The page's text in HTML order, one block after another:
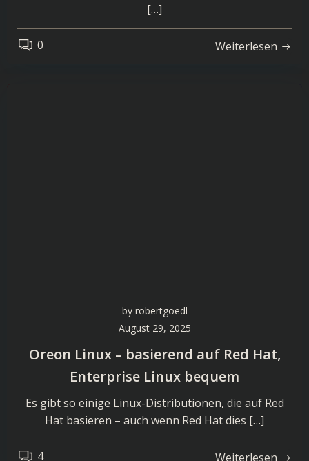
[…]
0 Weiterlesen
by robertgoedl
August 29, 2025
Oreon Linux – basierend auf Red Hat,
Enterprise Linux bequem
Es gibt so einige Linux-Distributionen, die auf Red
Hat basieren – auch wenn Red Hat dies […]
4 Weiterlesen